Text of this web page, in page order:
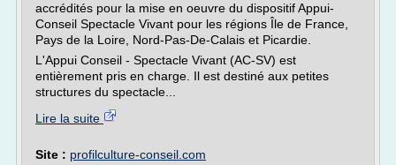
accrédités pour la mise en oeuvre du dispositif Appui-
Conseil Spectacle Vivant pour les régions Île de France,
Pays de la Loire, Nord-Pas-De-Calais et Picardie.
L'Appui Conseil - Spectacle Vivant (AC-SV) est
entièrement pris en charge. Il est destiné aux petites
structures du spectacle...
Lire la suite
Site : profilculture-conseil.com